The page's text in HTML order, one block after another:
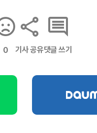
0 기사 공유댓글 쓰기